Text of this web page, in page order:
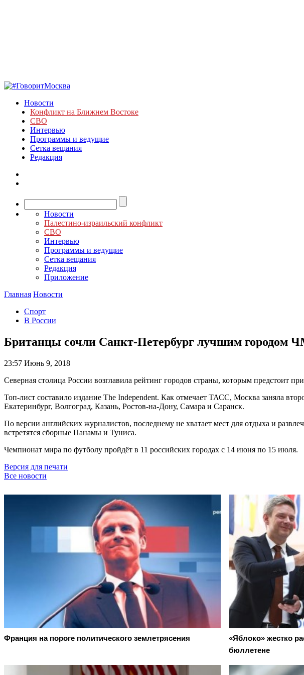
Новости
Конфликт на Ближнем Востоке
СВО
Интервью
Программы и ведущие
Сетка вещания
Редакция
Новости
Палестино-израильский конфликт
СВО
Интервью
Программы и ведущие
Сетка вещания
Редакция
Приложение
Главная Новости
Спорт
В России
Британцы сочли Санкт-Петербург лучшим городом
23:57 Июнь 9, 2018
Северная столица России возглавила рейтинг городов страны, которым предстоит
Топ-лист составило издание The Independent. Как отмечает ТАСС, Москва заняла
Екатеринбург, Волгоград, Казань, Ростов-на-Дону, Самара и Саранск.
По версии английских журналистов, последнему не хватает мест для отдыха и
встретятся сборные Панамы и Туниса.
Чемпионат мира по футболу пройдёт в 11 российских городах с 14 июня по 15 июля.
Версия для печати
Все новости
Франция на пороге политического землетрясения
«Яблоко» жестко
бюллетене